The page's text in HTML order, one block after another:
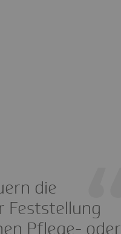
die
Feststellung
Pflege- oder